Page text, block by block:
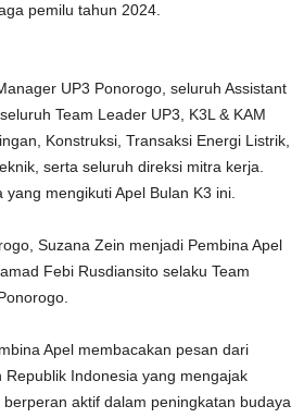
pemilu tahun 2024.
UP3 Ponorogo, seluruh Assistant
Team Leader UP3, K3L & KAM
Konstruksi, Transaksi Energi Listrik,
serta seluruh direksi mitra kerja.
mengikuti Apel Bulan K3 ini.
Suzana Zein menjadi Pembina Apel
Febi Rusdiansito selaku Team
Apel membacakan pesan dari
Indonesia yang mengajak
aktif dalam peningkatan budaya